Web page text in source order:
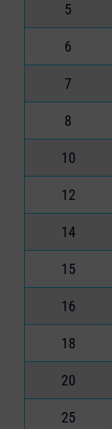
5
6
7
8
10
12
14
15
16
18
20
25